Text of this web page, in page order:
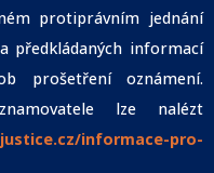
protiprávním jednání
předkládaných informací
prošetření oznámení.
lze nalézt
informace-pro-